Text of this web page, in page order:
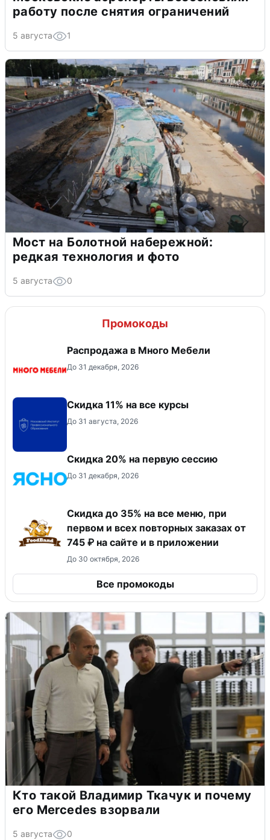
работу после снятия ограничений
5 августа 1
Мост на Болотной набережной:
редкая технология и фото
5 августа 0
Промокоды
Распродажа в Много Мебели
До 31 декабря, 2026
Скидка 11% на все курсы
До 31 августа, 2026
Скидка 20% на первую сессию
До 31 декабря, 2026
Скидка до 35% на все меню, при
первом и всех повторных заказах от
745 ₽ на сайте и в приложении
До 30 октября, 2026
Все промокоды
Кто такой Владимир Ткачук и почему
его Mercedes взорвали
5 августа 0